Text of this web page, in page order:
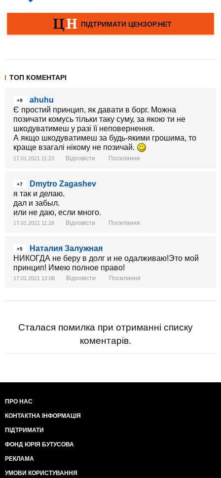
ТОП КОМЕНТАРІ
+9
ahuhu
Є простий принцип, як давати в борг. Можна
позичати комусь тільки таку суму, за якою ти не
шкодуватимеш у разі її неповернення.
А якщо шкодуватимеш за будь-якими грошима, то
краще взагалі нікому не позичай.
17.01.2021 11:23 Відповісти Посилання
+7
Dmytro Zagashev
я так и делаю.
дал и забыл.
или не даю, если много.
17.01.2021 11:28 Відповісти Посилання
+5
Наталия Залужная
НИКОГДА не беру в долг и не одалживаю!Это мой
принцип! Имею полное право!
17.01.2021 12:08 Відповісти Посилання
Сталася помилка при отриманні списку
коментарів.
ПРО НАС
КОНТАКТНА ІНФОРМАЦІЯ
ПІДТРИМАТИ
ФОНД ЮРІЯ БУТУСОВА
РЕКЛАМА
УМОВИ КОРИСТУВАННЯ